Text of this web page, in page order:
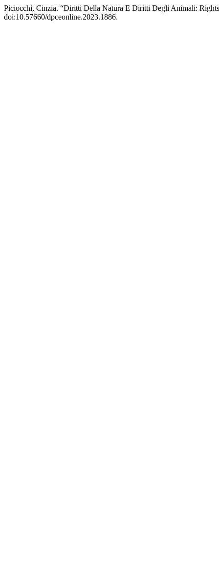
Piciocchi, Cinzia. “Diritti Della Natura E Diritti Degli Animali:
doi:10.57660/dpceonline.2023.1886.